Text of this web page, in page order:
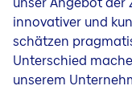
innovativer und
schätzen
Unterschied
unserem